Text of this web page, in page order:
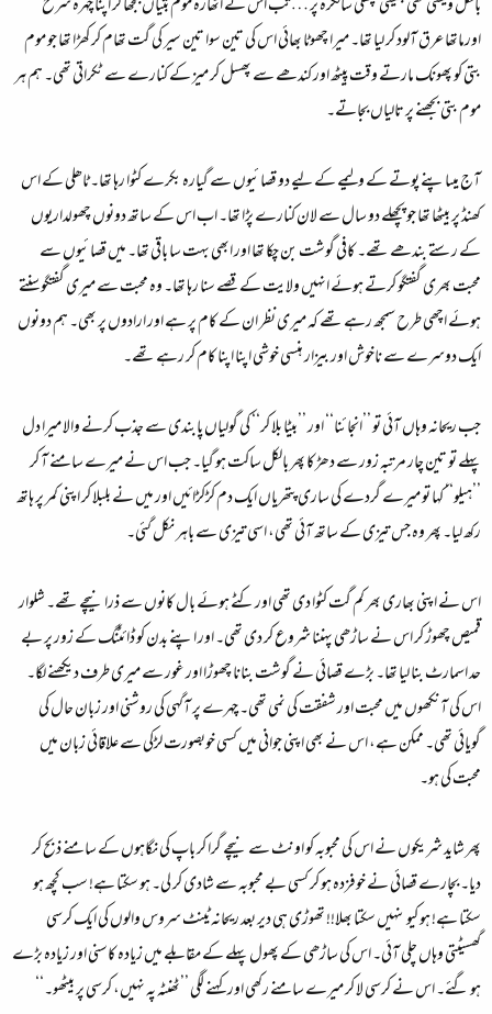
بالکل ویسی تھی جیسی پچھلی سالگرہ پر … تب اس نے اٹھارہ موم بتیاں بجھا کر اپنا چہرہ سرخ
اورماتھا عرق آلود کر لیا تھا۔ میرا چھوٹا بھائی اس کی تین سوا تین سیر کی گت تھام کر کھڑا تھا جو موم
بتی کو پھونک مارتے وقت پیٹھ اور کندھے سے پھسل کر میز کے کنارے سے ٹکراتی تھی۔ ہم ہر
موم بتی بجھنے پر تالیاں بجاتے۔
آج میںاپنے پوتے کے ولیمے کے لیے دو قصائیوں سے گیارہ بکرے کٹوا رہا تھا۔ ٹاھلی کے اس
کھنڈ پر بیٹھا تھا جو پچھلے دو سال سے لان کنارے پڑا تھا۔ اب اس کے ساتھ دونوں چھولداریوں
کے رستے بندھے تھے۔ کافی گوشت بن چکا تھا اور ابھی بہت سا باقی تھا۔ میں قصائیوں سے
محبت بھری گفتگو کرتے ہوئے انہیں ولایت کے قصے سنا رہا تھا۔ وہ محبت سے میری گفتگو سنتے
ہوئے اچھی طرح سمجھ رہے تھے کہ میری نظر ان کے کام پر ہے اور ارادوں پر بھی۔ ہم دونوں
ایک دوسرے سے ناخوش اور بیزار ہنسی خوشی اپنا اپنا کام کر رہے تھے۔
جب ریحانہ وہاں آئی تو ’’انجائنا‘‘ اور ’’بیٹا بلا کر‘‘ کی گولیاں پابندی سے جذب کرنے والا میرا دل
پہلے تو تین چار مرتبہ زور سے دھڑکا پھر بالکل ساکت ہو گیا۔ جب اس نے میرے سامنے آ کر
’’ہیلو‘‘ کہا تو میرے گردے کی ساری پتھریاں ایک دم کڑکڑائیں اور میں نے بلبلا کر اپنی کمر پر ہاتھ
رکھ لیا۔ پھر وہ جس تیزی کے ساتھ آئی تھی، اسی تیزی سے باہر نکل گئی۔
اس نے اپنی بھاری بھر کم گت کٹوا دی تھی اور کٹے ہوئے بال کانوں سے ذرا نیچے تھے۔ شلوار
قمیص چھوڑ کر اس نے ساڑھی پہننا شروع کر دی تھی۔ اور اپنے بدن کو ڈائٹنگ کے زور پر بے
حد اسمارٹ بنا لیا تھا۔ بڑے قصائی نے گوشت بنانا چھوڑا اور غور سے میری طرف دیکھنے لگا۔
اس کی آنکھوں میں محبت اور شفقت کی نمی تھی۔ چہرے پر آگہی کی روشنی اور زبان حال کی
گویائی تھی۔ ممکن ہے، اس نے بھی اپنی جوانی میں کسی خوبصورت لڑکی سے علاقائی زبان میں
محبت کی ہو۔
پھر شاید شریکوں نے اس کی محبوبہ کو اونٹ سے نیچے گرا کر باپ کی نگاہوں کے سامنے ذبح کر
دیا۔ بچارے قصائی نے خوفزدہ ہو کر کسی بے محبوبہ سے شادی کر لی۔ ہو سکتا ہے! سب کچھ ہو
سکتا ہے! ہو کیوںنہیں سکتا بھلا!! تھوڑی ہی دیر بعد ریحانہ ٹینٹ سروس والوں کی ایک کرسی
گھسیٹتی وہاں چلی آئی۔ اس کی ساڑھی کے پھول پہلے کے مقابلے میں زیادہ کاسنی اور زیادہ بڑے
ہو گئے۔ اس نے کرسی لا کر میرے سامنے رکھی اور کہنے لگی ’’ٹھنٹہ پہ نہیں، کرسی پر بیٹھو۔‘‘